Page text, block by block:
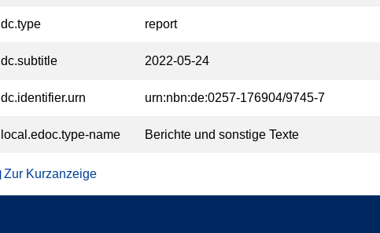
dc.type report
dc.subtitle 2022-05-24
dc.identifier.urn urn:nbn:de:0257-176904/9745-7
local.edoc.type-name Berichte und sonstige Texte
Zur Kurzanzeige